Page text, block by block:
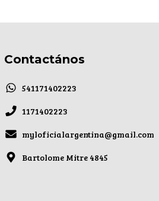
Contactános
541171402223
1171402223
myloficialargentina@gmail.com
Bartolome Mitre 4845